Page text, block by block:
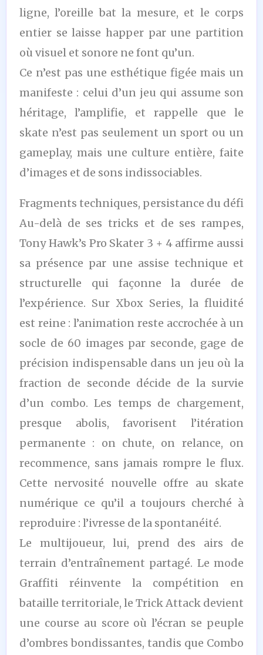
ligne, l’oreille bat la mesure, et le corps
entier se laisse happer par une partition
où visuel et sonore ne font qu’un.
Ce n’est pas une esthétique figée mais un
manifeste : celui d’un jeu qui assume son
héritage, l’amplifie, et rappelle que le
skate n’est pas seulement un sport ou un
gameplay, mais une culture entière, faite
d’images et de sons indissociables.
Fragments techniques, persistance du défi
Au-delà de ses tricks et de ses rampes,
Tony Hawk’s Pro Skater 3 + 4 affirme aussi
sa présence par une assise technique et
structurelle qui façonne la durée de
l’expérience. Sur Xbox Series, la fluidité
est reine : l’animation reste accrochée à un
socle de 60 images par seconde, gage de
précision indispensable dans un jeu où la
fraction de seconde décide de la survie
d’un combo. Les temps de chargement,
presque abolis, favorisent l’itération
permanente : on chute, on relance, on
recommence, sans jamais rompre le flux.
Cette nervosité nouvelle offre au skate
numérique ce qu’il a toujours cherché à
reproduire : l’ivresse de la spontanéité.
Le multijoueur, lui, prend des airs de
terrain d’entraînement partagé. Le mode
Graffiti réinvente la compétition en
bataille territoriale, le Trick Attack devient
une course au score où l’écran se peuple
d’ombres bondissantes, tandis que Combo